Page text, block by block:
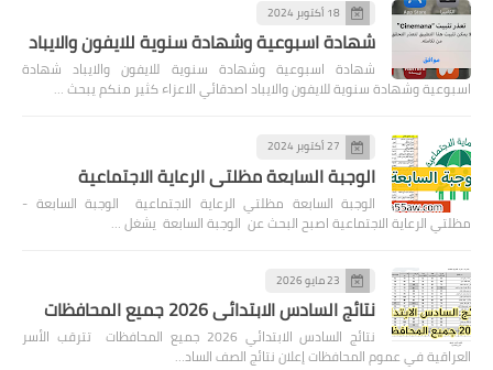
18 أكتوبر 2024
شهادة اسبوعية وشهادة سنوية للايفون والايباد
شهادة اسبوعية وشهادة سنوية للايفون والايباد شهادة
اسبوعية وشهادة سنوية للايفون والايباد اصدقائي الاعزاء كثير منكم يبحث …
27 أكتوبر 2024
الوجبة السابعة مظلتي الرعاية الاجتماعية
الوجبة السابعة مظلتي الرعاية الاجتماعية الوجبة السابعة -
مظلتي الرعاية الاجتماعية اصبح البحث عن الوجبة السابعة يشغل …
23 مايو 2026
نتائج السادس الابتدائي 2026 جميع المحافظات
نتائج السادس الابتدائي 2026 جميع المحافظات تترقب الأسر
العراقية في عموم المحافظات إعلان نتائج الصف الساد…